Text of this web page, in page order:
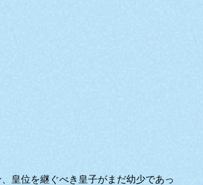
皇位を継ぐべき皇子がまだ幼少であっ